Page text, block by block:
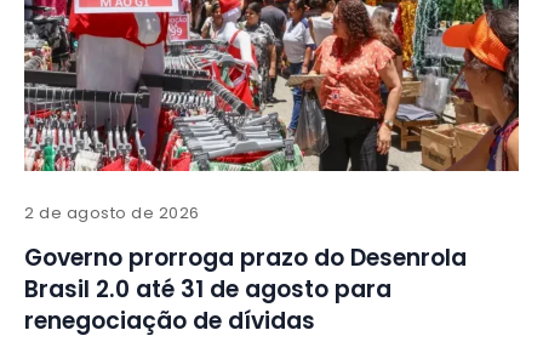
2 de agosto de 2026
Governo prorroga prazo do Desenrola
Brasil 2.0 até 31 de agosto para
renegociação de dívidas